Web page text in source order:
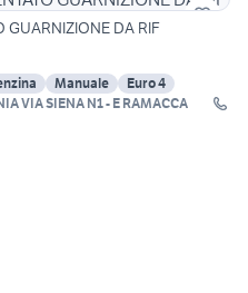
GUARNIZIONE DA RIF
Manuale
Euro 4
ZAMPOGNAUTO CATANIA VIA SIENA N1 - E RAMACCA